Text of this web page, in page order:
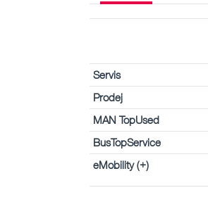
Servis
Prodej
MAN TopUsed
BusTopService
eMobility (+)